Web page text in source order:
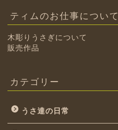
ティムのお仕事について
木彫りうさぎについて
販売作品
カテゴリー
うさ達の日常